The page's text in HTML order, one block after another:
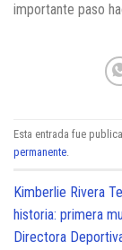
importante paso
Esta entrada fue
permanente.
Kimberlie Rivera
historia: primera
Directora